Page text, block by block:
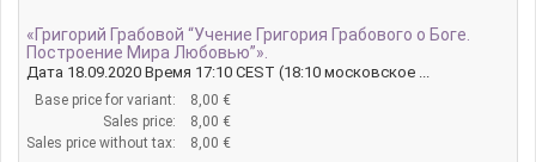
«Григорий Грабовой “Учение Григория Грабового о Боге.
Построение Мира Любовью”».
Дата 18.09.2020 Время 17:10 CEST (18:10 московское ...
Base price for variant:
8,00 €
Sales price:
8,00 €
Sales price without tax:
8,00 €